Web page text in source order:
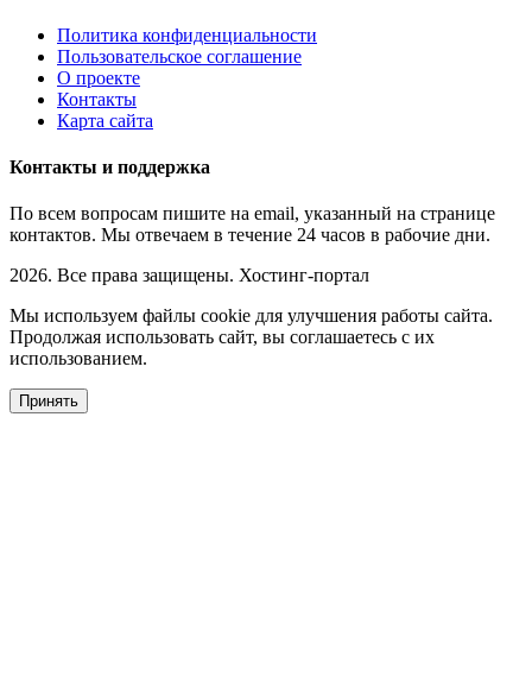
Политика конфиденциальности
Пользовательское соглашение
О проекте
Контакты
Карта сайта
Контакты и поддержка
По всем вопросам пишите на email, указанный на странице
контактов. Мы отвечаем в течение 24 часов в рабочие дни.
2026. Все права защищены. Хостинг-портал
Мы используем файлы cookie для улучшения работы сайта.
Продолжая использовать сайт, вы соглашаетесь с их
использованием.
Принять